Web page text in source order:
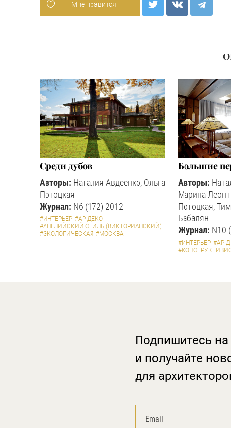
Мне нравится
Среди дубов
Авторы: Наталия Авдеенко, Ольга
Потоцкая
Журнал: N6 (172) 2012
#ИНТЕРЬЕР #АР-ДЕКО
#АНГЛИЙСКИЙ СТИЛЬ (ВИКТОРИАНСКИЙ)
#ЭКОЛОГИЧЕСКАЯ #МОСКВА
Большие
Авторы:
Марина
Потоцкая,
Бабалян
Журнал: N10
#ИНТЕРЬЕР #АР-
Подпишитесь
и получайте
для